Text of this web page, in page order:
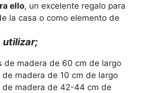
ello, un excelente regalo para
la casa o como elemento de
utilizar;
de madera de 60 cm de largo
de madera de 10 cm de largo
de madera de 42-44 cm de